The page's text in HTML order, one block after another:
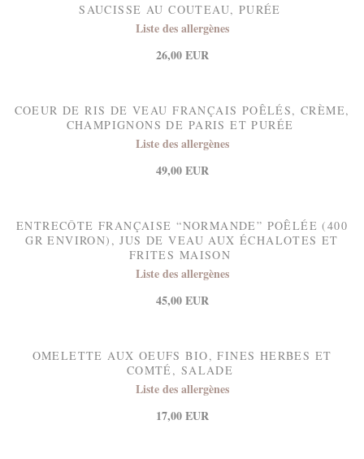
SAUCISSE AU COUTEAU, PURÉE
Liste des allergènes
26,00 EUR
COEUR DE RIS DE VEAU FRANÇAIS POÊLÉS, CRÈME,
CHAMPIGNONS DE PARIS ET PURÉE
Liste des allergènes
49,00 EUR
ENTRECÔTE FRANÇAISE “NORMANDE” POÊLÉE (400
GR ENVIRON), JUS DE VEAU AUX ÉCHALOTES ET
FRITES MAISON
Liste des allergènes
45,00 EUR
OMELETTE AUX OEUFS BIO, FINES HERBES ET
COMTÉ, SALADE
Liste des allergènes
17,00 EUR